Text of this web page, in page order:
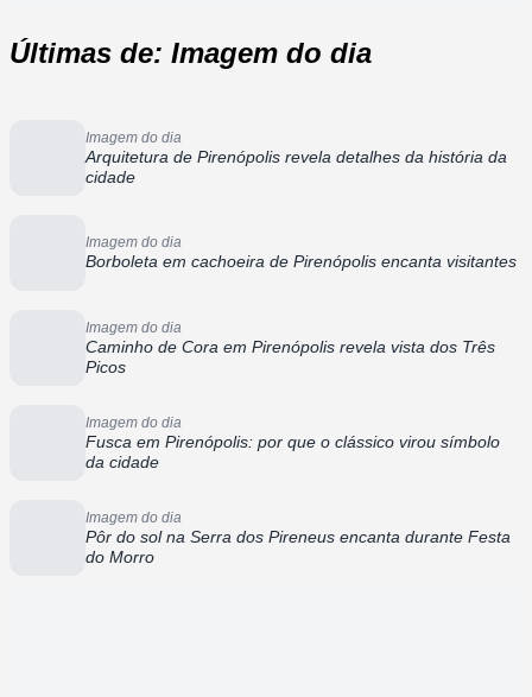
Últimas de: Imagem do dia
Imagem do dia
Arquitetura de Pirenópolis revela detalhes da história da
cidade
Imagem do dia
Borboleta em cachoeira de Pirenópolis encanta visitantes
Imagem do dia
Caminho de Cora em Pirenópolis revela vista dos Três
Picos
Imagem do dia
Fusca em Pirenópolis: por que o clássico virou símbolo
da cidade
Imagem do dia
Pôr do sol na Serra dos Pireneus encanta durante Festa
do Morro